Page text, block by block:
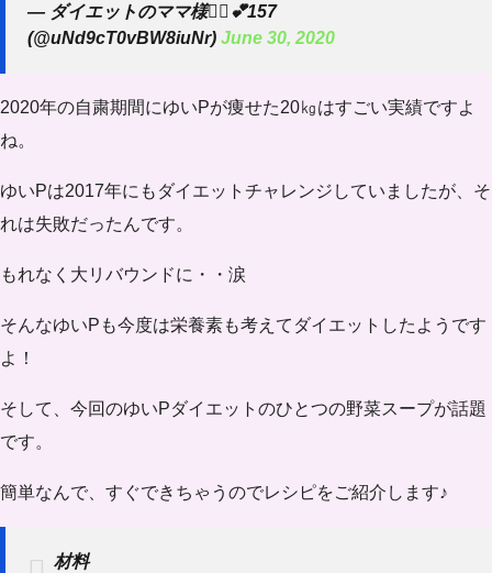
— ダイエットのママ様🧜‍♀️💕157
(@uNd9cT0vBW8iuNr) June 30, 2020
2020年の自粛期間にゆいPが痩せた20㎏はすごい実績ですよ
ね。
ゆいPは2017年にもダイエットチャレンジしていましたが、そ
れは失敗だったんです。
もれなく 大リバウンドに・・涙
そんなゆいPも今度は栄養素も考えて ダイエットしたようです
よ！
そして、今回のゆいPダイエットのひとつの野菜スープが話題
です。
簡単なんで、すぐできちゃうのでレシピをご紹介します♪
材料